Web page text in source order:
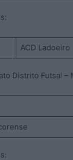
ACD Ladoeiro
Distrito Futsal –